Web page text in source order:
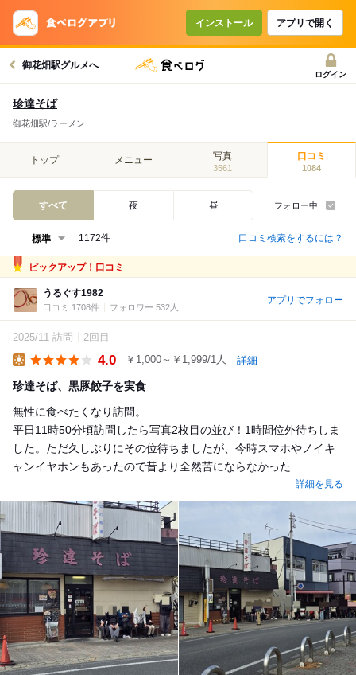
インストール アプリで開く
御花畑駅グルメへ
ログイン
珍達そば
御花畑駅/ラーメン
トップ メニュー 写真
3561
口コミ
1084
すべて 夜 昼 フォロー中
1172件 口コミ検索をするには？
ピックアップ！口コミ
うるぐす1982
口コミ 1708件 フォロワー 532人
アプリでフォロー
2025/11 訪問 2回目
4.0 ￥1,000～￥1,999/1人 詳細
珍達そば、黒豚餃子を実食
無性に食べたくなり訪問。
平日11時50分頃訪問したら写真2枚目の並び！1時間位外待ちしま
した。ただ久しぶりにその位待ちましたが、今時スマホやノイキ
ャンイヤホンもあったので昔より全然苦にならなかった...
詳細を見る